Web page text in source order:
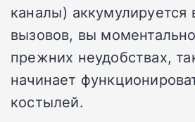
каналы) аккумулируется
вызовов, вы
прежних неудобствах,
начинает
костылей.